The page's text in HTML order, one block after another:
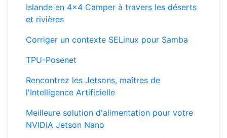
Corriger un contexte SELinux pour Samba
TPU-Posenet
Rencontrez les Jetsons, maîtres de
l'Intelligence Artificielle
Meilleure solution d'alimentation pour votre
NVIDIA Jetson Nano
Comparatif des meilleurs hubs USB-C station
d'acceuil en 2020